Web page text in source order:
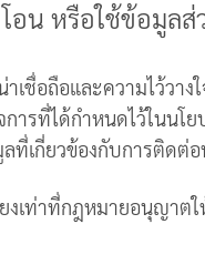
โอน หรือใช้ข้อมูล
เชื่อถือและความไว้วา
ารที่ได้กำหนดไว้ในนโ
ที่เกี่ยวข้องกับการติดต่
งเท่าที่กฎหมายอนุญา